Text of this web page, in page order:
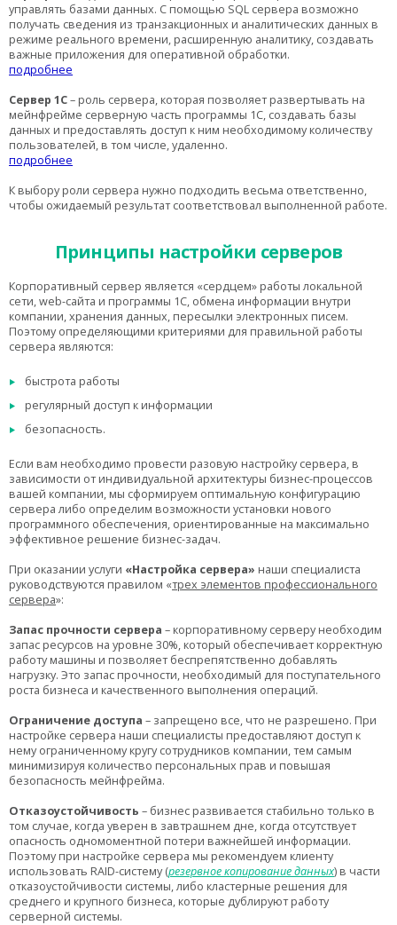
управлять базами данных. С помощью SQL сервера возможно
получать сведения из транзакционных и аналитических данных в
режиме реального времени, расширенную аналитику, создавать
важные приложения для оперативной обработки.
подробнее
Сервер 1С– роль сервера, которая позволяет развертывать на
мейнфрейме серверную часть программы 1С, создавать базы
данных и предоставлять доступ к ним необходимому количеству
пользователей, в том числе, удаленно.
подробнее
К выбору роли сервера нужно подходить весьма ответственно,
чтобы ожидаемый результат соответствовал выполненной работе.
Принципы настройки серверов
Корпоративный сервер является «сердцем» работы локальной
сети, web-сайта и программы 1С, обмена информации внутри
компании, хранения данных, пересылки электронных писем.
Поэтому определяющими критериями для правильной работы
сервера являются:
быстрота работы
регулярный доступ к информации
безопасность.
Если вам необходимо провести разовую настройку сервера, в
зависимости от индивидуальной архитектуры бизнес-процессов
вашей компании, мы сформируем оптимальную конфигурацию
сервера либо определим возможности установки нового
программного обеспечения, ориентированные на максимально
эффективное решение бизнес-задач.
При оказании услуги «Настройка сервера» наши специалиста
руководствуются правилом «трех элементов профессионального
сервера»:
Запас прочности сервера – корпоративному серверу необходим
запас ресурсов на уровне 30%, который обеспечивает корректную
работу машины и позволяет беспрепятственно добавлять
нагрузку. Это запас прочности, необходимый для поступательного
роста бизнеса и качественного выполнения операций.
Ограничение доступа – запрещено все, что не разрешено. При
настройке сервера наши специалисты предоставляют доступ к
нему ограниченному кругу сотрудников компании, тем самым
минимизируя количество персональных прав и повышая
безопасность мейнфрейма.
Отказоустойчивость – бизнес развивается стабильно только в
том случае, когда уверен в завтрашнем дне, когда отсутствует
опасность одномоментной потери важнейшей информации.
Поэтому при настройке сервера мы рекомендуем клиенту
использовать RAID-систему (резервное копирование данных) в части
отказоустойчивости системы, либо кластерные решения для
среднего и крупного бизнеса, которые дублируют работу
серверной системы.